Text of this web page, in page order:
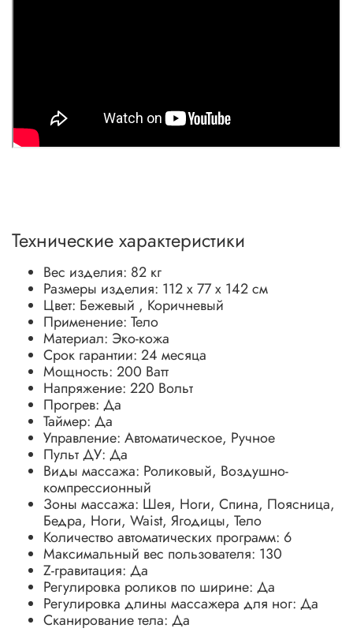
Технические характеристики
Вес изделия: 82 кг
Размеры изделия: 112 x 77 x 142 см
Цвет: Бежевый , Коричневый
Применение: Тело
Материал: Эко-кожа
Срок гарантии: 24 месяца
Мощность: 200 Ватт
Напряжение: 220 Вольт
Прогрев: Да
Таймер: Да
Управление: Автоматическое, Ручное
Пульт ДУ: Да
Виды массажа: Роликовый, Воздушно-
компрессионный
Зоны массажа: Шея, Ноги, Спина, Поясница,
Бедра, Ноги, Waist, Ягодицы, Тело
Количество автоматических программ: 6
Максимальный вес пользователя: 130
Z-гравитация: Да
Регулировка роликов по ширине: Да
Регулировка длины массажера для ног: Да
Сканирование тела: Да